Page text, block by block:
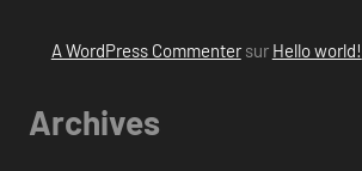
A WordPress Commentersur Hello world!
Archives